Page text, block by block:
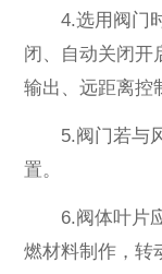
4.选用阀门
闭、自动关闭开
输出、远距离控
5.阀门若与
置。
6.阀体叶片
燃材料制作，转